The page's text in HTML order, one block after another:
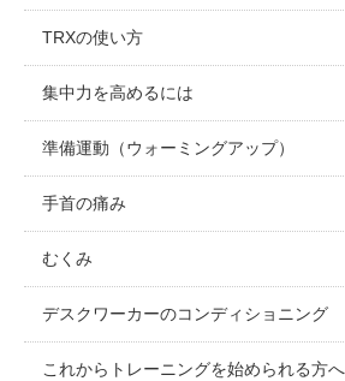
TRXの使い方
集中力を高めるには
準備運動（ウォーミングアップ）
手首の痛み
むくみ
デスクワーカーのコンディショニング
これからトレーニングを始められる方へ